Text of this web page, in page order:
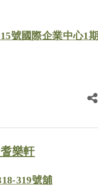
號國際企業中心1期
樂軒
319號舖